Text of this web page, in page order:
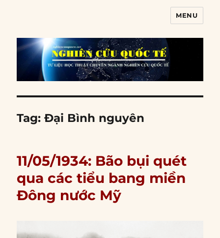
MENU
Tag:Đại Bình nguyên
11/05/1934: Bão bụi quét
qua các tiểu bang miền
Đông nước Mỹ